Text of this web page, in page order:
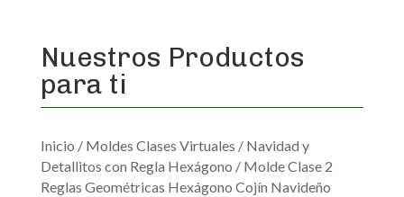
Nuestros Productos
para ti
Inicio / Moldes Clases Virtuales / Navidad y
Detallitos con Regla Hexágono / Molde Clase 2
Reglas Geométricas Hexágono Cojín Navideño